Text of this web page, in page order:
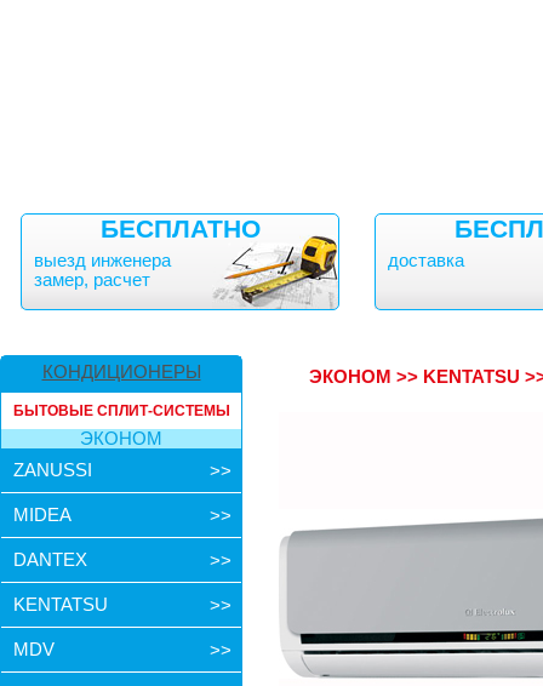
БЕСПЛАТНО
выезд инженера
замер, расчет
доставка
КОНДИЦИОНЕРЫ
БЫТОВЫЕ СПЛИТ-СИСТЕМЫ
ЭКОНОМ
ZANUSSI
>>
MIDEA >>
DANTEX >>
KENTATSU >>
MDV >>
ЭКОНОМ >> KENTATSU